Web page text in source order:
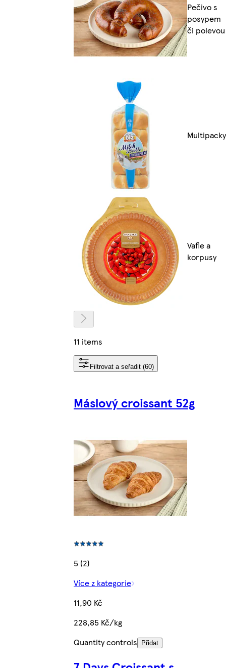
Pečivo s
posypem
či polevou
Multipacky
Vafle a
korpusy
11 items
Filtrovat a seřadit (60)
Máslový croissant 52g
5 (2)
Více z kategorie
11,90 Kč
228,85 Kč/kg
Quantity controls
Přidat